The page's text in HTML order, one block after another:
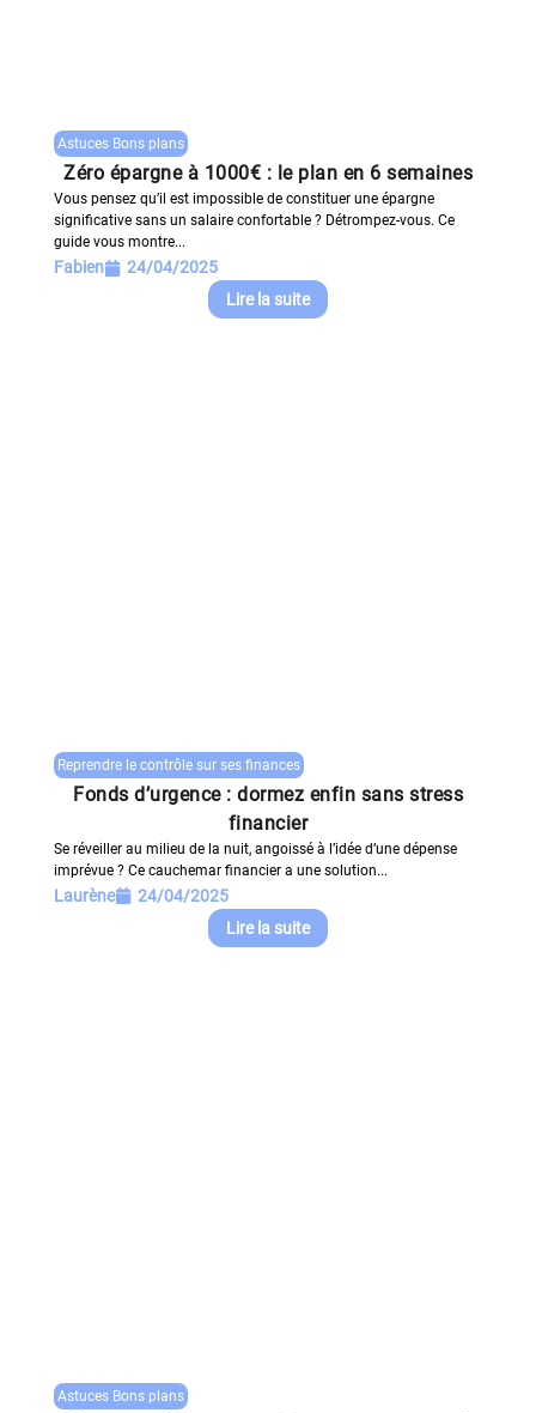
Astuces Bons plans
Zéro épargne à 1000€ : le plan en 6 semaines
Vous pensez qu’il est impossible de constituer une épargne
significative sans un salaire confortable ? Détrompez-vous. Ce
guide vous montre...
Fabien
24/04/2025
Lire la suite
Reprendre le contrôle sur ses finances
Fonds d’urgence : dormez enfin sans stress
financier
Se réveiller au milieu de la nuit, angoissé à l’idée d’une dépense
imprévue ? Ce cauchemar financier a une solution...
Laurène
24/04/2025
Lire la suite
Astuces Bons plans